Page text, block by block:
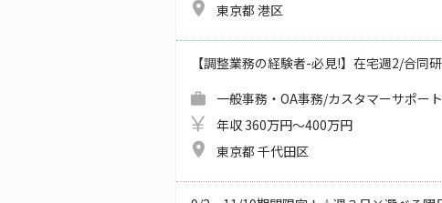
東京都 港区
【調整業務の経験者-必見!】在宅週2/合同
一般事務・OA事務/カスタマーサポート
年収 360万円～400万円
東京都 千代田区